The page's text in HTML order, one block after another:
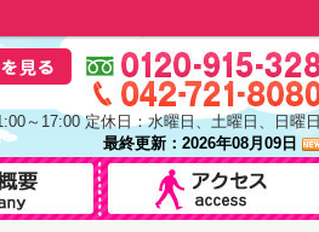
～17:00 定休日：水曜日、土曜日、日曜日
最終更新：2026年08月09日